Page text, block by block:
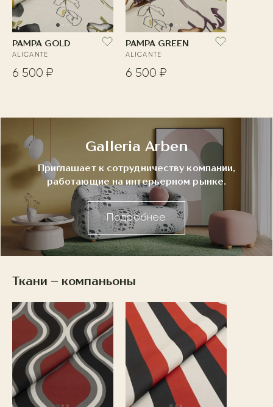
PAMPA GOLD
ALICANTE
6 500 ₽
PAMPA GREEN
ALICANTE
6 500 ₽
Galleria Arben
Приглашает к сотрудничеству компании,
работающие на интерьерном рынке.
Подробнее
Ткани – компаньоны